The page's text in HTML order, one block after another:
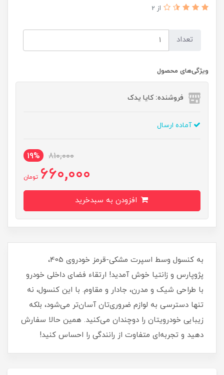
از 2
تعداد
ویژگی‌های محصول
فروشنده: کایا یدک
آماده ارسال
810,000
19%
660,000 تومان
به کنسول وسط اسپرت مشکی-قرمز خودروی 405،
پژوپارس و زانتیا خوش آمدید! ارتقاء فضای داخلی خودرو
با طراحی شیک و مدرن، جادار و مقاوم. با این کنسول، نه
تنها دسترسی به لوازم ضروری‌تان آسان‌تر می‌شود، بلکه
زیبایی خودرویتان را دوچندان می‌کنید. همین حالا سفارش
دهید و تجربه‌ای متفاوت از رانندگی را احساس کنید!